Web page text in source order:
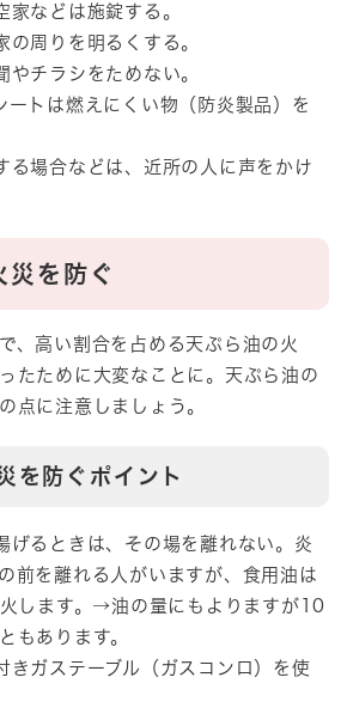
家などは施錠する。
の周りを明るくする。
やチラシをためない。
ートは燃えにくい物（防炎製品）を
る場合などは、近所の人に声をかけ
災を防ぐ
、高い割合を占める天ぷら油の火
たために大変なことに。天ぷら油の
点に注意しましょう。
を防ぐポイント
げるときは、その場を離れない。炎
前を離れる人がいますが、食用油は
します。→油の量にもよりますが10
もあります。
きガステーブル（ガスコンロ）を使